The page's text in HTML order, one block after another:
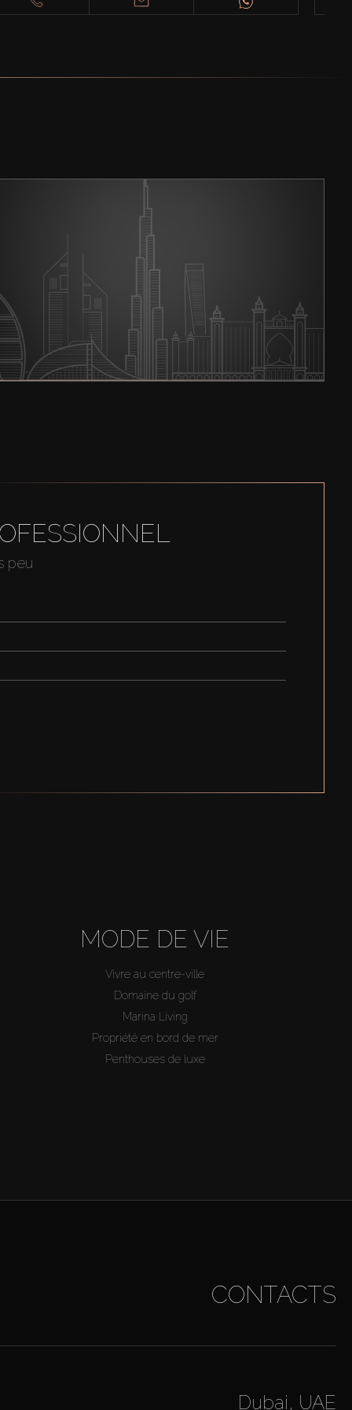
peu
MODE DE VIE
Vivre au centre-ville
Domaine du golf
Marina Living
Propriété en bord de mer
Penthouses de luxe
CONTACTS
Dubai, UAE